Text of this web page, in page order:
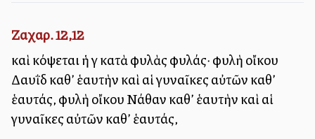
Ζαχαρ. 12,12
καὶ κόψεται ἡ γῆ κατὰ φυλὰς φυλάς· φυλὴ οἴκου
Δαυῒδ καθ’ ἑαυτὴν καὶ αἱ γυναῖκες αὐτῶν καθ’
ἑαυτάς, φυλὴ οἴκου Νάθαν καθ’ ἑαυτὴν καὶ αἱ
γυναῖκες αὐτῶν καθ’ ἑαυτάς,